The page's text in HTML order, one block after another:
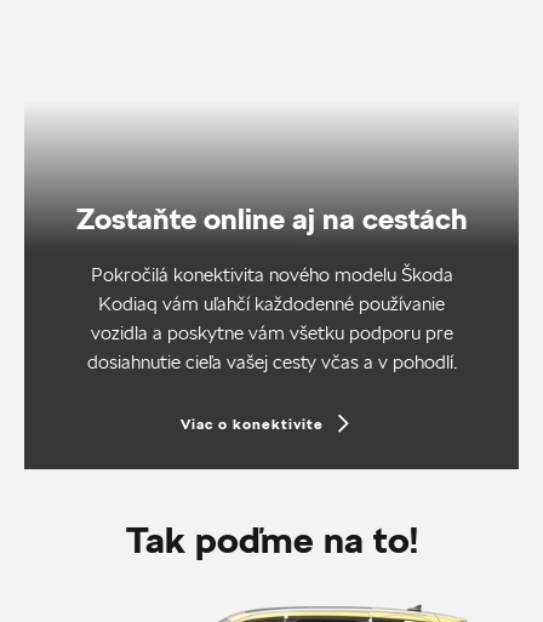
Zostaňte online aj na cestách
Pokročilá konektivita nového modelu Škoda
Kodiaq vám uľahčí každodenné používanie
vozidla a poskytne vám všetku podporu pre
dosiahnutie cieľa vašej cesty včas a v pohodlí.
Viac o konektivite
Tak poďme na to!